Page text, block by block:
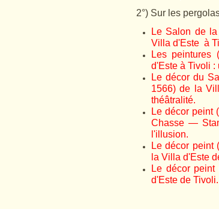
2°) Sur les
Le Salon de
Villa d'Este à
Les peintures
d'Este à Tivoli :
Le décor du
1566) de la
théâtralité.
Le décor peint
Chasse —
l'illusion.
Le décor peint
la Villa d'Este
Le décor
d'Este de